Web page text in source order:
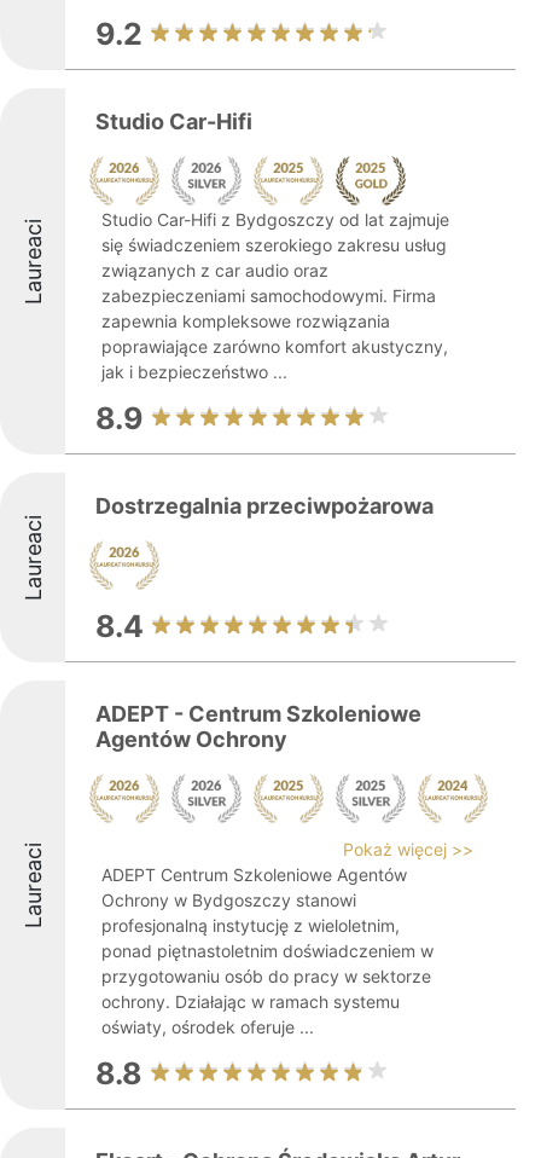
9.2
Laureaci
Studio Car-Hifi
Studio Car-Hifi z Bydgoszczy od lat zajmuje
się świadczeniem szerokiego zakresu usług
związanych z car audio oraz
zabezpieczeniami samochodowymi. Firma
zapewnia kompleksowe rozwiązania
poprawiające zarówno komfort akustyczny,
jak i bezpieczeństwo ...
8.9
Laureaci
Dostrzegalnia przeciwpożarowa
8.4
Laureaci
ADEPT - Centrum Szkoleniowe
Agentów Ochrony
Pokaż więcej >>
ADEPT Centrum Szkoleniowe Agentów
Ochrony w Bydgoszczy stanowi
profesjonalną instytucję z wieloletnim,
ponad piętnastoletnim doświadczeniem w
przygotowaniu osób do pracy w sektorze
ochrony. Działając w ramach systemu
oświaty, ośrodek oferuje ...
8.8